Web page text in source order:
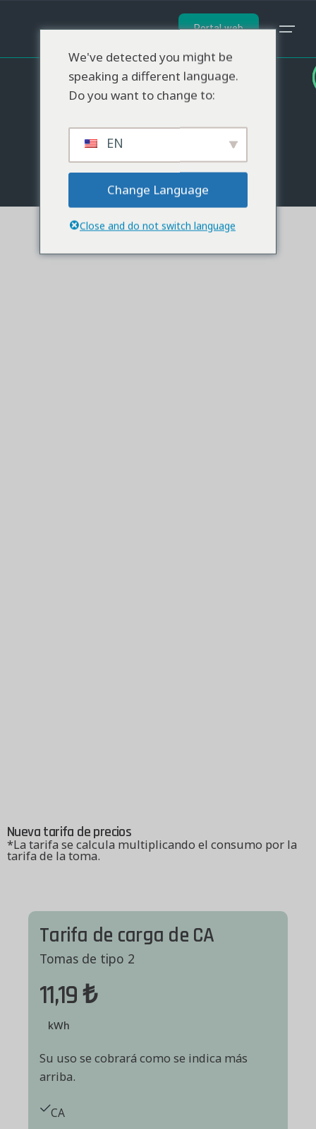
Portal web
Nueva tarifa de precios
*La tarifa se calcula multiplicando el consumo por la
tarifa de la toma.
Tarifa de carga de CA
Tomas de tipo 2
11,19 ₺
kWh
Su uso se cobrará como se indica más
arriba.
CA
We've detected you might be
speaking a different language.
Do you want to change to:
EN
Change Language
Close and do not switch language